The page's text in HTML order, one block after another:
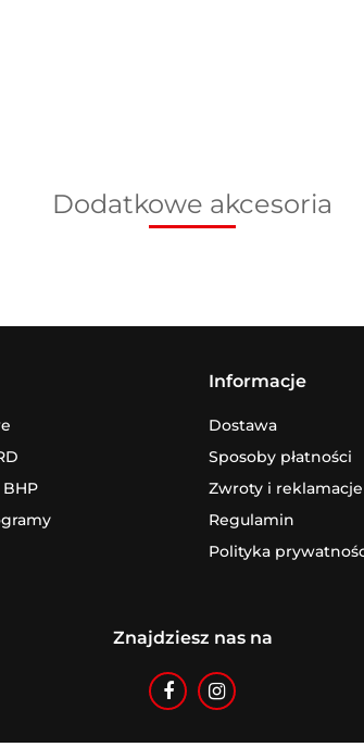
Dodatkowe akcesoria
Informacje
Dostawa
Sposoby płatności
Zwroty i reklamacje
Regulamin
Polityka
Znajdziesz nas na